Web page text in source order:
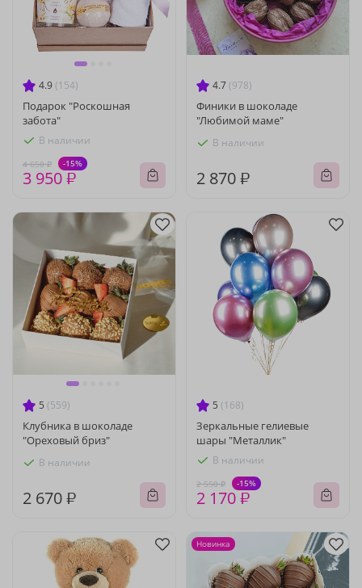
4.9 (154)
Подарок "Роскошная
забота"
В наличии
4 650 ₽ -15%
3 950 ₽
4.7 (978)
Финики в шоколаде
"Любимой маме"
В наличии
2 870 ₽
5 (559)
Клубника в шоколаде
"Ореховый бриз"
В наличии
2 670 ₽
5 (168)
Зеркальные гелиевые
шары "Металлик"
В наличии
2 550 ₽ -15%
2 170 ₽
Новинка